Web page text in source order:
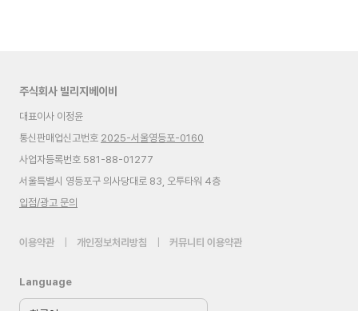
주식회사 빌리지베이비
대표이사 이정윤
통신판매업신고번호 2025-서울영등포-0160
사업자등록번호 581-88-01277
서울특별시 영등포구 의사당대로 83, 오투타워 4층
입점/광고 문의
이용약관 개인정보처리방침 커뮤니티 이용약관
Language